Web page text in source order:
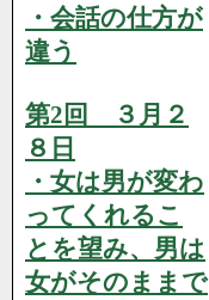
・会話の仕方が
違う
第2回 ３月２
８日
・女は男が変わ
ってくれるこ
とを望み、男は
女がそのままで